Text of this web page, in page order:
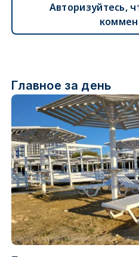
Авторизуйтесь,
Главное за день